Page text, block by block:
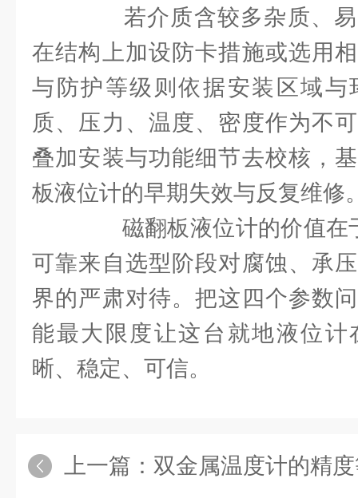
若介质含较多杂质、易
在结构上加设防卡措施或选用
与防护等级则依据安装区域与
质、压力、温度、密度作为不
叠加安装与功能细节去校核，
板液位计的早期失效与反复维修
磁翻板液位计的价值在
可靠来自选型阶段对腐蚀、承
界的严肃对待。把这四个参数
能最大限度让这台就地液位计
晰、稳定、可信。
上一篇： 双金属温度计的精度